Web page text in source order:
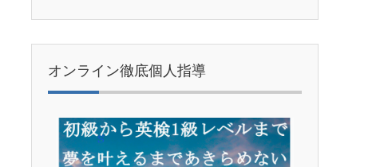
オンライン徹底個人指導